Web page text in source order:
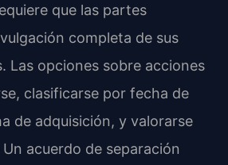
que las partes
completa de sus
Las opciones sobre acciones
clasificarse por fecha de
de adquisición, y valorarse
acuerdo de separación